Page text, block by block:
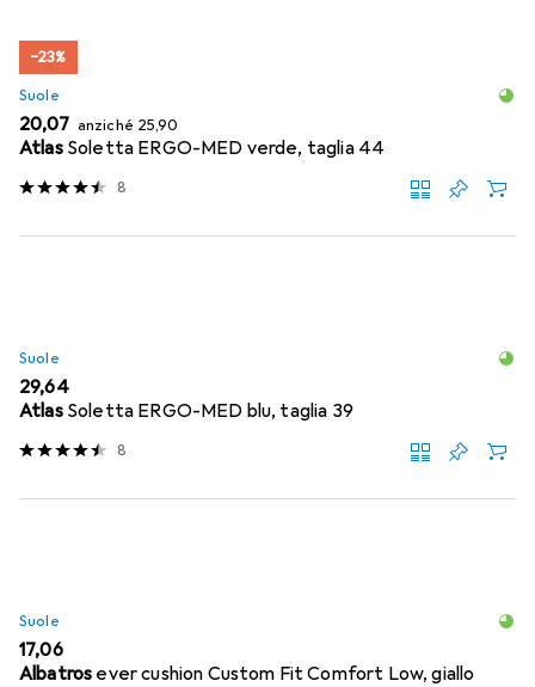
−23%
Suole
EUR
20,07 anziché EUR
25,90
Atlas Soletta ERGO-MED verde, taglia 44
8
Suole
EUR
29,64
Atlas Soletta ERGO-MED blu, taglia 39
8
Suole
EUR
17,06
Albatros ever cushion Custom Fit Comfort Low, giallo